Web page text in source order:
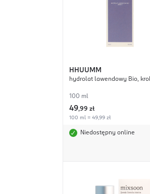
HHUUMM
hydrolat lawendowy Bio,
100 ml
49,99 zł
100 ml = 49,99 zł
Niedostępny online